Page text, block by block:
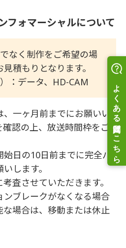
フォマーシャルについて
なく制作をご希望の場
積もりとなります。
：データ、HD-CAM
一ヶ月前までにお願いい
認の上、放送時間枠をご
日の10日前までに完全パ
します。
査させていただきます。
ブレークがなくなる場合
場合は、移動または休止